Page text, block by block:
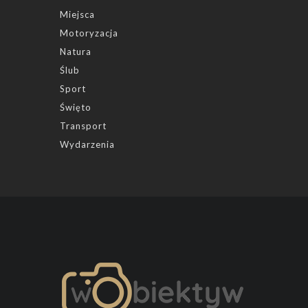
Miejsca
Motoryzacja
Natura
Ślub
Sport
Święto
Transport
Wydarzenia